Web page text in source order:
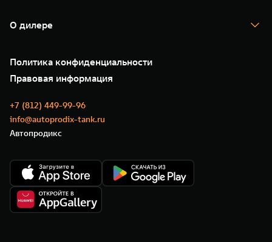
Корпоративным клиентам
Зарядные станции
Помощь на дороге
Новые цифровые сервисы TANK
Сервис
Нулевое ТО
Моторные масла
О дилере
35 лет GWM
GWM ТЕХ ДЕНЬ
Новости
Политика конфиденциальности
Правовая информация
+7 (812) 449-99-96
info@autoprodix-tank.ru
Автопродикс